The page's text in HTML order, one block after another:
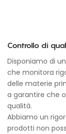
Controllo di
Disponiamo di
che monitora
delle materie
a garantire che
qualità.
Abbiamo un
prodotti non